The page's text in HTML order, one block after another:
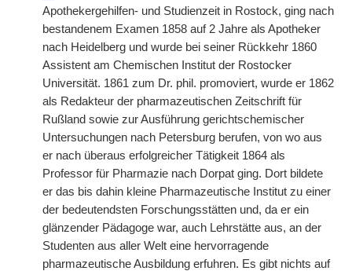
Apothekergehilfen- und Studienzeit in Rostock, ging nach
bestandenem Examen 1858 auf 2 Jahre als Apotheker
nach Heidelberg und wurde bei seiner Rückkehr 1860
Assistent am Chemischen Institut der Rostocker
Universität. 1861 zum Dr. phil. promoviert, wurde er 1862
als Redakteur der pharmazeutischen Zeitschrift für
Rußland sowie zur Ausführung gerichtschemischer
Untersuchungen nach Petersburg berufen, von wo aus
er nach überaus erfolgreicher Tätigkeit 1864 als
Professor für Pharmazie nach Dorpat ging. Dort bildete
er das bis dahin kleine Pharmazeutische Institut zu einer
der bedeutendsten Forschungsstätten und, da er ein
glänzender Pädagoge war, auch Lehrstätte aus, an der
Studenten aus aller Welt eine hervorragende
pharmazeutische Ausbildung erfuhren. Es gibt nichts auf